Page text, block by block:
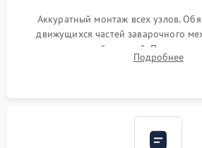
Аккуратный монтаж всех узлов.
движущихся частей заварочного
силиконовой смазкой.
декальцинации и очистки системы
Подробнее